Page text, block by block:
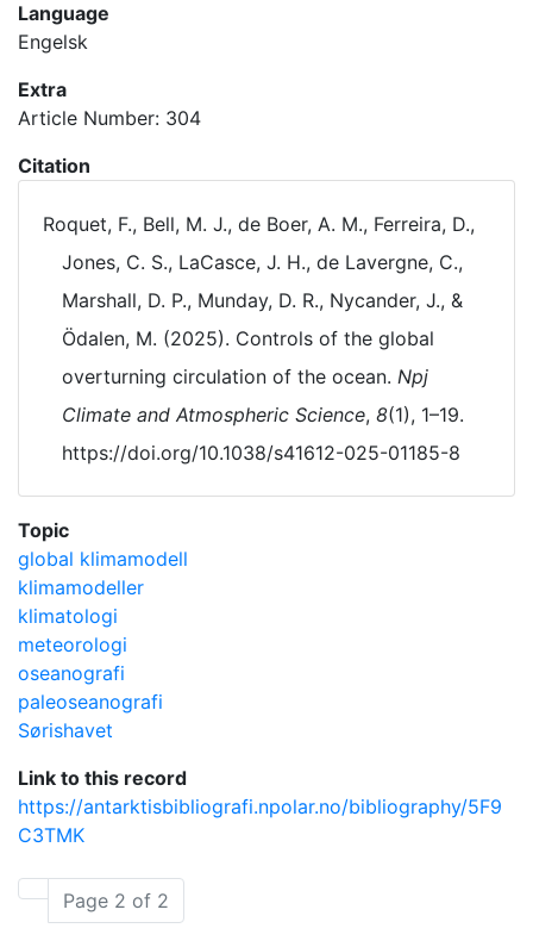
Language
Engelsk
Extra
Article Number: 304
Citation
Roquet, F., Bell, M. J., de Boer, A. M., Ferreira, D.,
Jones, C. S., LaCasce, J. H., de Lavergne, C.,
Marshall, D. P., Munday, D. R., Nycander, J., &
Ödalen, M. (2025). Controls of the global
overturning circulation of the ocean. Npj
Climate and Atmospheric Science, 8(1), 1–19.
https://doi.org/10.1038/s41612-025-01185-8
Topic
global klimamodell
klimamodeller
klimatologi
meteorologi
oseanografi
paleoseanografi
Sørishavet
Link to this record
https://antarktisbibliografi.npolar.no/bibliography/5F9
C3TMK
Page 2 of 2